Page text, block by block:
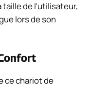
de l’utilisateur,
lors de son
ce chariot de